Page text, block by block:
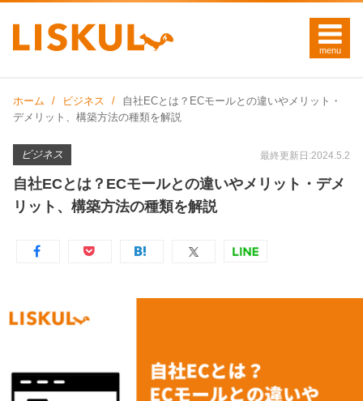
ホーム ビジネス
自社ECとは？ECモールとの違いやメリット・
デメリット、構築方法の種類を解説
ビジネス 最終更新日:2024.5.2
自社ECとは？ECモールとの違いやメリット・デメ
リット、構築方法の種類を解説